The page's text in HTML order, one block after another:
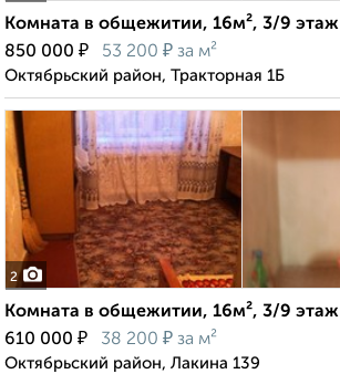
Комната в общежитии, 16м², 3/9 этаж
850 000 ₽ 53 200 ₽ за м²
Октябрьский район, Тракторная 1Б
2
Комната в общежитии, 16м², 3/9 этаж
610 000 ₽ 38 200 ₽ за м²
Октябрьский район, Лакина 139